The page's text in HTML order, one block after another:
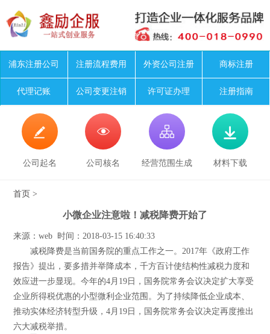
浦东注册公司 注册流程费用 外资公司注册 商标注册
代理记账 公司变更注销 许可证办理 注册指南

公司起名

公司核名

经营范围生成

材料下载
首页 >
小微企业注意啦！减税降费开始了
来源：web 时间：2018-03-15 16:40:33
减税降费是当前国务院的重点工作之一。2017年《政府工作
报告》提出，要多措并举降成本，千方百计使结构性减税力度和
效应进一步显现。今年的4月19日，国务院常务会议决定扩大享受
企业所得税优惠的小型微利企业范围。为了持续降低企业成本、
推动实体经济转型升级，4月19日，国务院常务会议决定再度推出
六大减税举措。